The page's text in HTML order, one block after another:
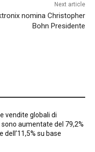
Next article
nomina Christopher
Bohn Presidente
vendite globali di
aumentate del 79,2%
dell’11,5% su base